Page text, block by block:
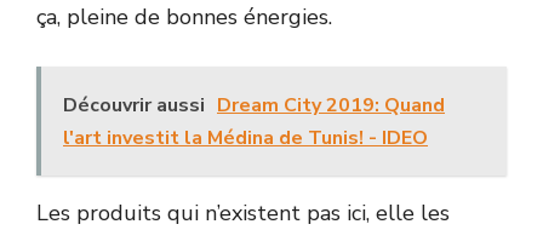
ça, pleine de bonnes énergies.
Découvrir aussi Dream City 2019: Quand
l'art investit la Médina de Tunis! - IDEO
Les produits qui n’existent pas ici, elle les